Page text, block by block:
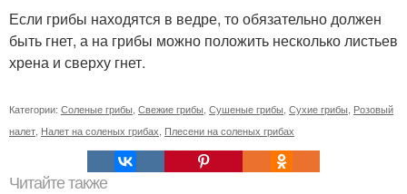
Если грибы находятся в ведре, то обязательно должен
быть гнет, а на грибы можно положить несколько листьев
хрена и сверху гнет.
Категории: Соленые грибы, Свежие грибы, Сушеные грибы, Сухие грибы, Розовый
налет, Налет на соленых грибах, Плесени на соленых грибах
Читайте также